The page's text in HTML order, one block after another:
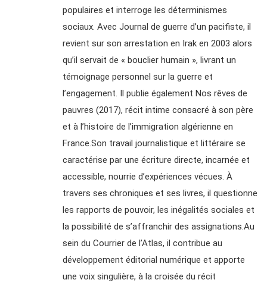
populaires et interroge les déterminismes
sociaux. Avec Journal de guerre d’un pacifiste, il
revient sur son arrestation en Irak en 2003 alors
qu’il servait de « bouclier humain », livrant un
témoignage personnel sur la guerre et
l’engagement. Il publie également Nos rêves de
pauvres (2017), récit intime consacré à son père
et à l’histoire de l’immigration algérienne en
France.Son travail journalistique et littéraire se
caractérise par une écriture directe, incarnée et
accessible, nourrie d’expériences vécues. À
travers ses chroniques et ses livres, il questionne
les rapports de pouvoir, les inégalités sociales et
la possibilité de s’affranchir des assignations.Au
sein du Courrier de l’Atlas, il contribue au
développement éditorial numérique et apporte
une voix singulière, à la croisée du récit